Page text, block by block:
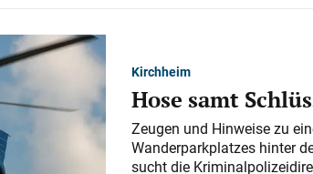
Kirchheim
Hose samt
Zeugen und Hinweise zu
Wanderparkplatzes hinter
sucht die